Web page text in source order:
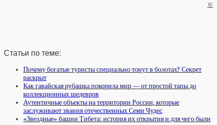
©
Статьи по теме:
Почему богатые туристы специально тонут в болотах? Секрет
раскрыт
Как гавайская рубашка покорила мир — от простой тапы до
коллекционных шедевров
Аутентичные объекты на территории России, которые
заслуживают звания отечественных Семи Чудес
«Звездные» башни Тибета: история их открытия и для чего были